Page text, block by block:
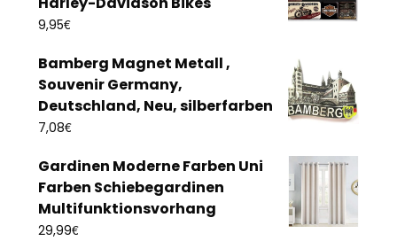
9,95€
Bamberg Magnet Metall ,
Souvenir Germany,
Deutschland, Neu, silberfarben
7,08€
Gardinen Moderne Farben Uni
Farben Schiebegardinen
Multifunktionsvorhang
29,99€